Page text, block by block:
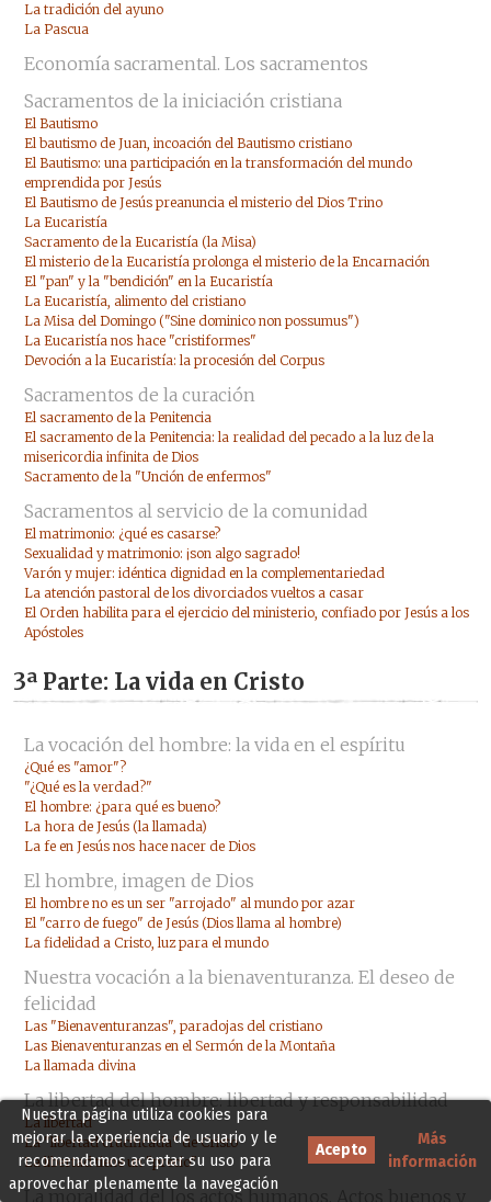
Nuestra página utiliza cookies para
mejorar la experiencia de usuario y le
recomendamos aceptar su uso para
aprovechar plenamente la navegación
Acepto
Más
información
La tradición del ayuno
La Pascua
Economía sacramental. Los sacramentos
Sacramentos de la iniciación cristiana
El Bautismo
El bautismo de Juan, incoación del Bautismo cristiano
El Bautismo: una participación en la transformación del mundo
emprendida por Jesús
El Bautismo de Jesús preanuncia el misterio del Dios Trino
La Eucaristía
Sacramento de la Eucaristía (la Misa)
El misterio de la Eucaristía prolonga el misterio de la Encarnación
El "pan" y la "bendición" en la Eucaristía
La Eucaristía, alimento del cristiano
La Misa del Domingo ("Sine dominico non possumus")
La Eucaristía nos hace "cristiformes"
Devoción a la Eucaristía: la procesión del Corpus
Sacramentos de la curación
El sacramento de la Penitencia
El sacramento de la Penitencia: la realidad del pecado a la luz de la
misericordia infinita de Dios
Sacramento de la "Unción de enfermos"
Sacramentos al servicio de la comunidad
El matrimonio: ¿qué es casarse?
Sexualidad y matrimonio: ¡son algo sagrado!
Varón y mujer: idéntica dignidad en la complementariedad
La atención pastoral de los divorciados vueltos a casar
El Orden habilita para el ejercicio del ministerio, confiado por Jesús a los
Apóstoles
3ª Parte: La vida en Cristo
La vocación del hombre: la vida en el espíritu
¿Qué es "amor"?
"¿Qué es la verdad?"
El hombre: ¿para qué es bueno?
La hora de Jesús (la llamada)
La fe en Jesús nos hace nacer de Dios
El hombre, imagen de Dios
El hombre no es un ser "arrojado" al mundo por azar
El "carro de fuego" de Jesús (Dios llama al hombre)
La fidelidad a Cristo, luz para el mundo
Nuestra vocación a la bienaventuranza. El deseo de
felicidad
Las "Bienaventuranzas", paradojas del cristiano
Las Bienaventuranzas en el Sermón de la Montaña
La llamada divina
La libertad del hombre: libertad y responsabilidad
La libertad
La "libertad crucificada" de Cristo
La libertad tiene un "precio"
La moralidad del los actos humanos. Actos buenos y